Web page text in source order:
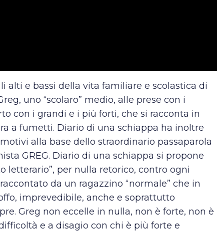
alti e bassi della vita familiare e scolastica di
uno “scolaro” medio, alle prese con i
con i grandi e i più forti, che si racconta in
a fumetti. Diario di una schiappa ha inoltre
alla base dello straordinario passaparola
GREG. Diario di una schiappa si propone
letterario”, per nulla retorico, contro ogni
da un ragazzino “normale” che in
imprevedibile, anche e soprattutto
Greg non eccelle in nulla, non è forte, non è
e a disagio con chi è più forte e